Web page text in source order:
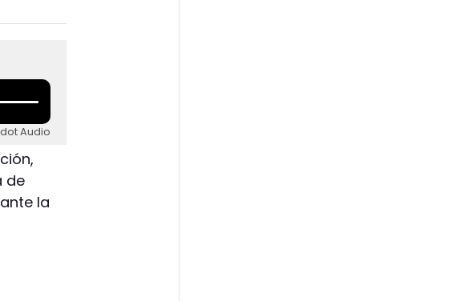
Audio
de
la